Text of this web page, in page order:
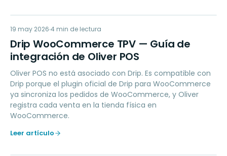
DW
MARKETING
19 may 2026 4 min de lectura
Drip WooCommerce TPV — Guía de
integración de Oliver POS
Oliver POS no está asociado con Drip. Es compatible con
Drip porque el plugin oficial de Drip para WooCommerce
ya sincroniza los pedidos de WooCommerce, y Oliver
registra cada venta en la tienda física en
WooCommerce.
Leer artículo